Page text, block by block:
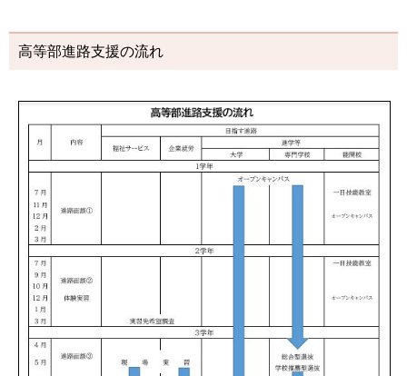
高等部進路支援の流れ